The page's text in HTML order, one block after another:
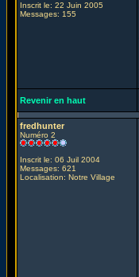
Inscrit le: 22 Juin 2005
Messages: 155
Revenir en haut
fredhunter
Numéro 2
Inscrit le: 06 Juil 2004
Messages: 621
Localisation: Notre Village